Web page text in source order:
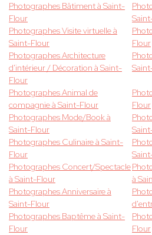
Photographes Bâtiment à Saint-
Flour
Photographes Visite virtuelle à
Saint-Flour
Flour
Photographes Architecture
d'intérieur / Décoration à Saint-
Flour
Photographes Animal de
compagnie à Saint-Flour
Flour
Photographes Mode/Book à
Saint-Flour
Photographes Culinaire à Saint-
Flour
Photographes Concert/Spectacle
à Saint-Flour
à
Photographes Anniversaire à
Saint-Flour
Photographes Baptême à Saint-
Flour
Flour